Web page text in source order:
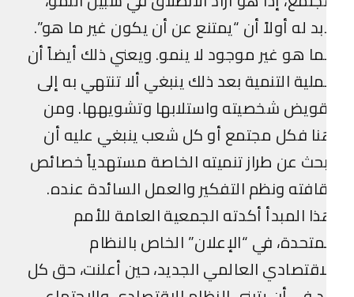
له أولاً أن “يمتنع عن أن يكون غير ما هو”.
هو غير موجود لا ينمو. ويعني ذلك أيضاً أن
التنمية بعد ذلك ينبغي ألا تنتهي به إلى
شخصيته واستلابها وتشويهها. ومن
فكل مجتمع أو كل شعب ينبغي عليه أن
عن طراز تنميته الخاصة مستهدياً خصائص
ونظم التفكير والعمل السائدة عنده.
المبدأ أكدته الجمعية العامة للأمم
في “الإعلان” الخاص بالنظام
العالمي الجديد، حين أعلنت، حق كل